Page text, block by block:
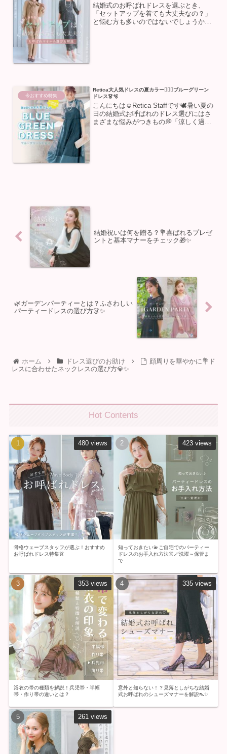
結婚式のお呼ばれドレスを選ぶとき、
「セットアップを着ても大丈夫なの？」
と悩む方も多いのではないでしょうか💭
今おすすめ特集
Retica大人気ドレスの夏カラー🧚🏼‍♂️ブルーグリーン
ドレス👗🫧
こんにちは☺️Retica Staffです🕊暑い夏の
日の結婚式お呼ばれのドレス選びにはさ
まざまな悩みがつきもの💭「涼しく過ご
結婚祝いは何を贈る？💐喜ばれるプレゼ
ントと基本マナーをチェック🎁✨
🌿ガーデンパーティーとは？ふさわしい
パーティードレスの選び方👗✨
ホーム ドレス選びのお助け
顔周りを華やかに💐ド
レスに合わせたネックレスの選び方💎✨
Hot Contents
骨格ウェーブスタッフが選ぶ！おすすめ
お呼ばれドレス特集👗
480 views
知っておきたい💫ご自宅でのパーティー
ドレスのお手入れ方法👗🪄洗濯～保管ま
で
423 views
浴衣の帯の種類を解説！兵児帯・半幅
帯・作り帯の違いとは？
353 views
意外と知らない！？見落としがちな結婚
式お呼ばれのシューズマナーを解説👠✨
335 views
261 views